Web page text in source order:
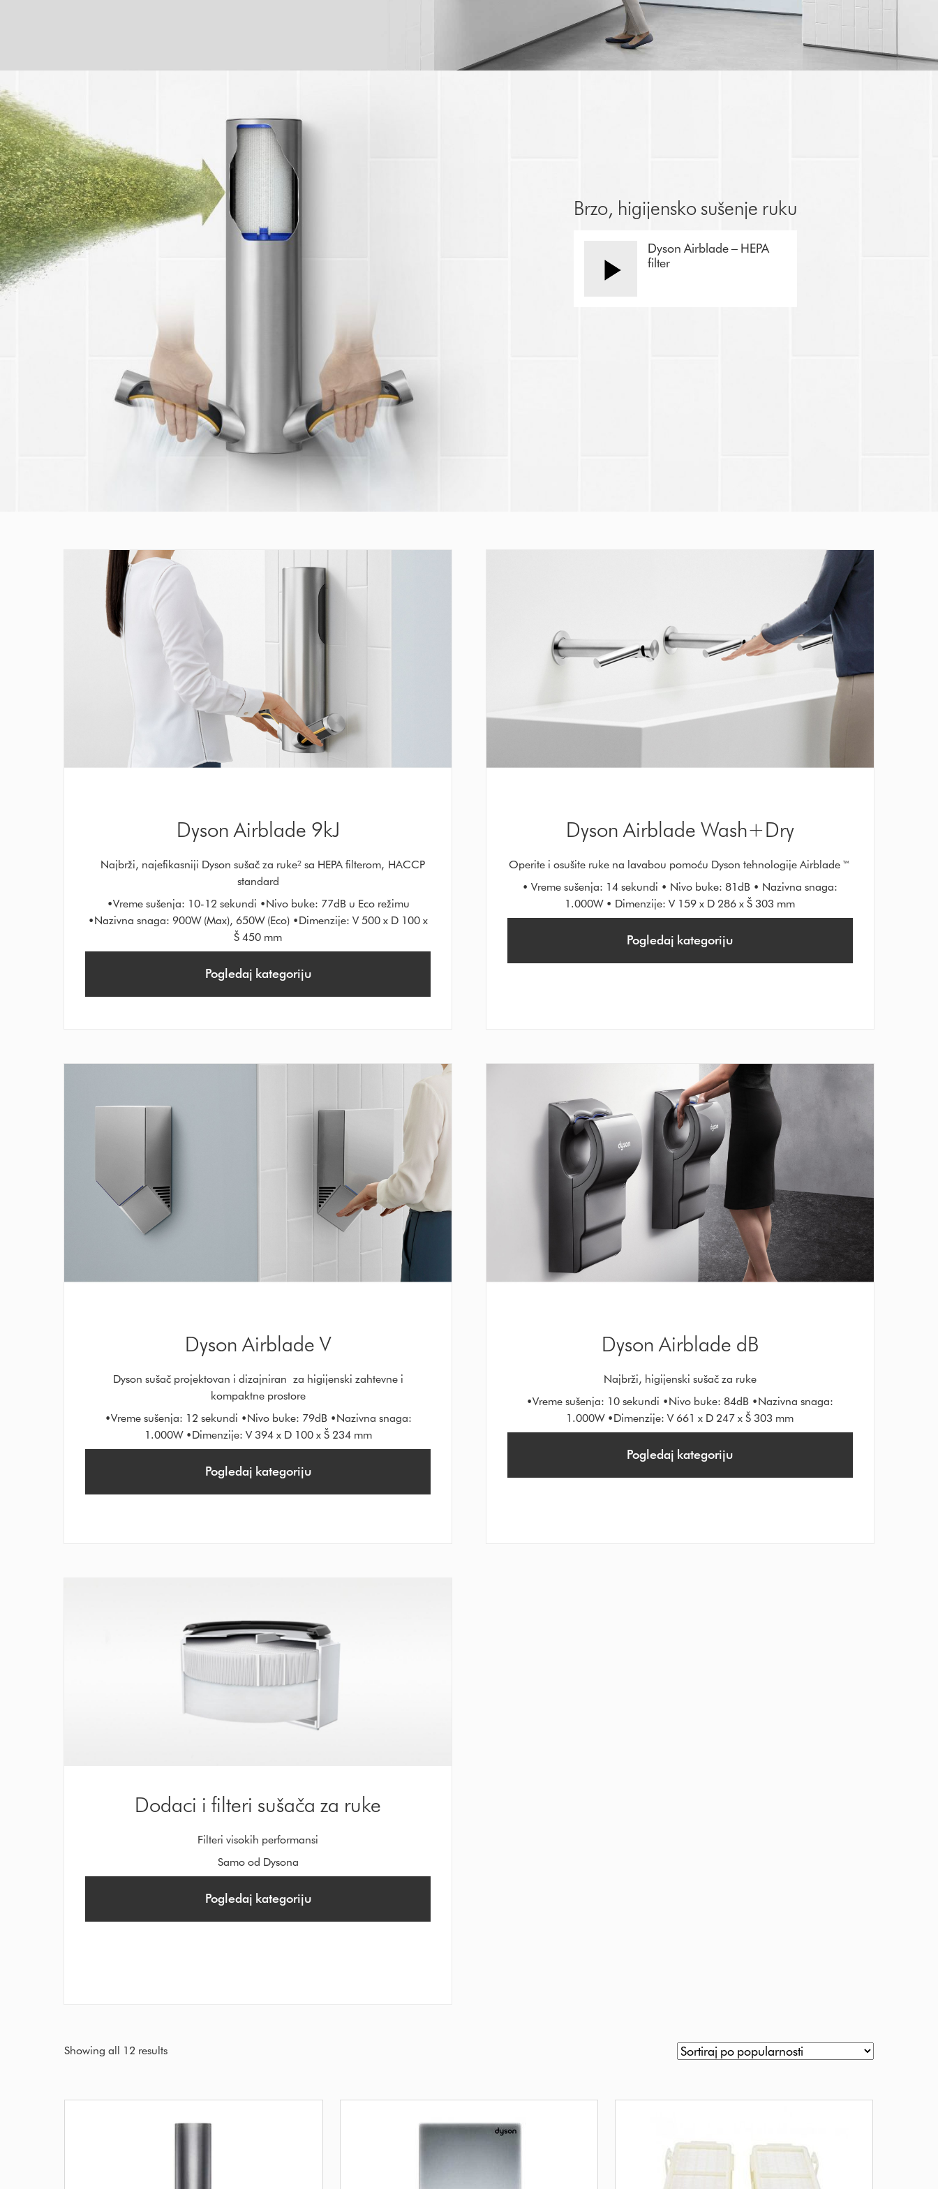
Brzo, higijensko sušenje ruku
Dyson Airblade – HEPA
filter
Dyson Airblade 9kJ
Najbrži, najefikasniji Dyson sušač za ruke² sa HEPA filterom, HACCP
standard
•Vreme sušenja: 10-12 sekundi •Nivo buke: 77dB u Eco režimu
•Nazivna snaga: 900W (Max), 650W (Eco) •Dimenzije: V 500 x D 100 x
Š 450 mm
Pogledaj kategoriju
Dyson Airblade Wash+Dry
Operite i osušite ruke na lavabou pomoću Dyson tehnologije Airblade ™
• Vreme sušenja: 14 sekundi • Nivo buke: 81dB • Nazivna snaga:
1.000W • Dimenzije: V 159 x D 286 x Š 303 mm
Pogledaj kategoriju
Dyson Airblade V
Dyson sušač projektovan i dizajniran za higijenski zahtevne i
kompaktne prostore
•Vreme sušenja: 12 sekundi •Nivo buke: 79dB •Nazivna snaga:
1.000W •Dimenzije: V 394 x D 100 x Š 234 mm
Pogledaj kategoriju
Dyson Airblade dB
Najbrži, higijenski sušač za ruke
•Vreme sušenja: 10 sekundi •Nivo buke: 84dB •Nazivna snaga:
1.000W •Dimenzije: V 661 x D 247 x Š 303 mm
Pogledaj kategoriju
Dodaci i filteri sušača za ruke
Filteri visokih performansi
Samo od Dysona
Pogledaj kategoriju
Showing all 12 results